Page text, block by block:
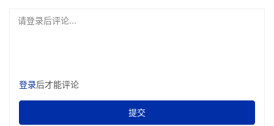
请登录后评论...
登录后才能评论
提交